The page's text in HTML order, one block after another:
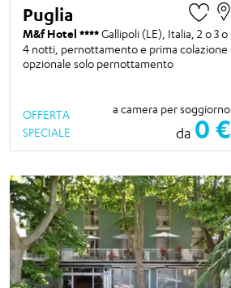
Puglia
M&f Hotel Gallipoli (LE), Italia, 2 o 3 o
4 notti, pernottamento e prima colazione
opzionale solo pernottamento
OFFERTA
SPECIALE
a camera per soggiorno
da 0 €